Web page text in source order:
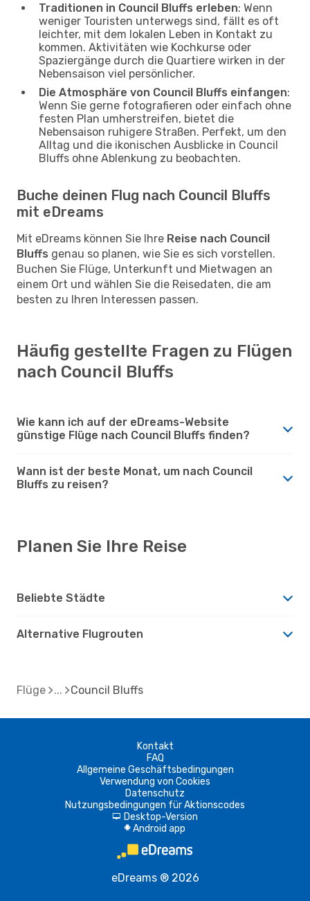
Traditionen in Council Bluffs erleben: Wenn
weniger Touristen unterwegs sind, fällt es oft
leichter, mit dem lokalen Leben in Kontakt zu
kommen. Aktivitäten wie Kochkurse oder
Spaziergänge durch die Quartiere wirken in der
Nebensaison viel persönlicher.
Die Atmosphäre von Council Bluffs einfangen:
Wenn Sie gerne fotografieren oder einfach ohne
festen Plan umherstreifen, bietet die
Nebensaison ruhigere Straßen. Perfekt, um den
Alltag und die ikonischen Ausblicke in Council
Bluffs ohne Ablenkung zu beobachten.
Buche deinen Flug nach Council Bluffs
mit eDreams
Mit eDreams können Sie Ihre Reise nach Council
Bluffs genau so planen, wie Sie es sich vorstellen.
Buchen Sie Flüge, Unterkunft und Mietwagen an
einem Ort und wählen Sie die Reisedaten, die am
besten zu Ihren Interessen passen.
Häufig gestellte Fragen zu Flügen
nach Council Bluffs
Wie kann ich auf der eDreams-Website
günstige Flüge nach Council Bluffs finden?
Wann ist der beste Monat, um nach Council
Bluffs zu reisen?
Planen Sie Ihre Reise
Beliebte Städte
Alternative Flugrouten
Flüge Council Bluffs
Kontakt
FAQ
Allgemeine Geschäftsbedingungen
Verwendung von Cookies
Datenschutz
Nutzungsbedingungen für Aktionscodes
d Desktop-Version
A Android app
eDreams ® 2026